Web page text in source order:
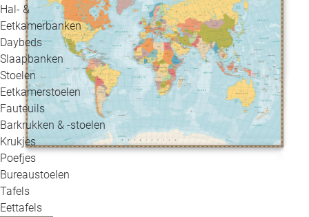
Hal- &
Eetkamerbanken
Daybeds
Slaapbanken
Stoelen
Eetkamerstoelen
Fauteuils
Barkrukken & -stoelen
Krukjes
Poefjes
Bureaustoelen
Tafels
Eettafels